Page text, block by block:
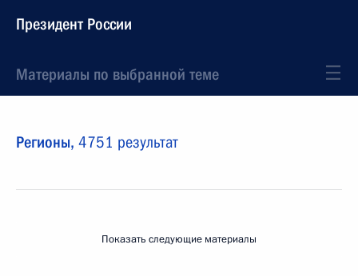
Президент России
Материалы по выбранной теме
Регионы, 4751 результат
Показать следующие материалы